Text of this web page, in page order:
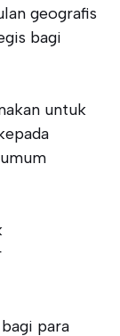
geografis
bagi
untuk
para